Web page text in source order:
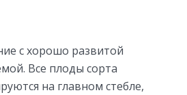
с хорошо развитой
Все плоды сорта
на главном стебле,